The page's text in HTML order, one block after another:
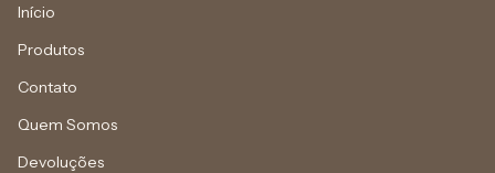
Início
Produtos
Contato
Quem Somos
Devoluções